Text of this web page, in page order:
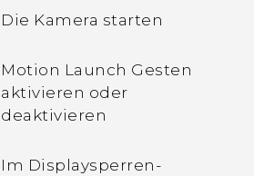
Extremer
ausgegraut?
Wie aktiviere oder
Geräte Administrator App?
Die Kamera starten
Motion Launch Gesten
aktivieren oder
deaktivieren
Im Displaysperren-